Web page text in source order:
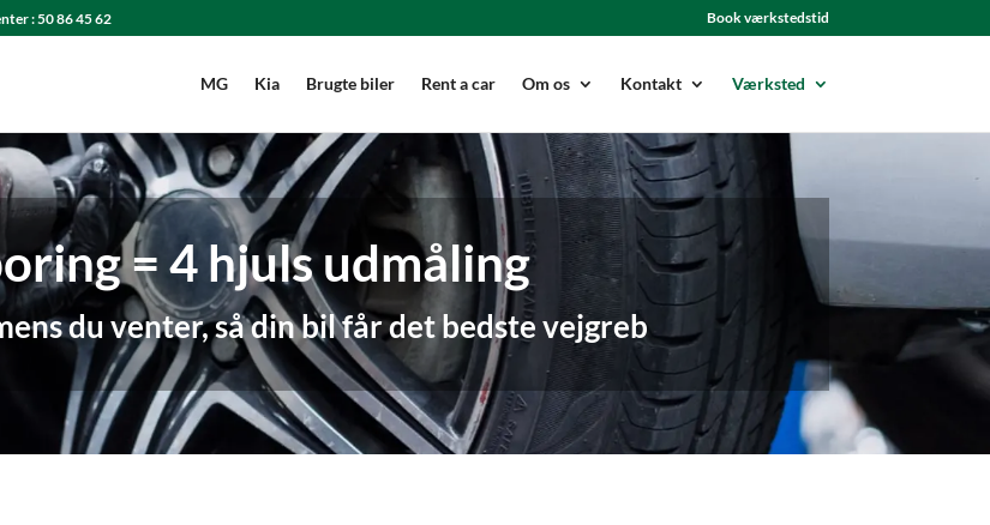
:50 86 45 62 Book værkstedstid
MG Kia Brugte biler Rent a car Om os Kontakt Værksted
= 4 hjuls udmåling
du venter, så din bil får det bedste vejgreb